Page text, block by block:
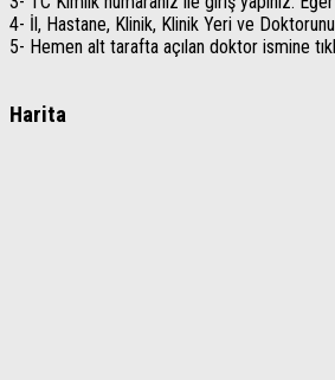
4- İl, Hastane, Klinik, Klinik Yeri ve
5- Hemen alt tarafta açılan doktor ismine
Harita